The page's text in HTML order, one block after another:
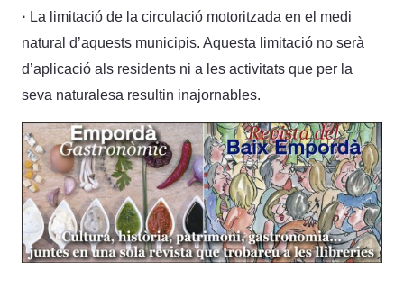
· La limitació de la circulació motoritzada en el medi
natural d’aquests municipis. Aquesta limitació no serà
d’aplicació als residents ni a les activitats que per la
seva naturalesa resultin inajornables.